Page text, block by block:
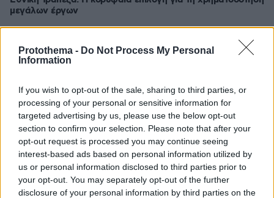
Protothema - Do Not Process My Personal
Information
If you wish to opt-out of the sale, sharing to third parties, or
processing of your personal or sensitive information for
targeted advertising by us, please use the below opt-out
section to confirm your selection. Please note that after your
opt-out request is processed you may continue seeing
interest-based ads based on personal information utilized by
us or personal information disclosed to third parties prior to
your opt-out. You may separately opt-out of the further
disclosure of your personal information by third parties on the
μεγάλων έργων
Διασκεδάζουμε υπεύθυνα, επιστρέφουμε με ασφάλεια
ΣΧΟΛΙΑ(9)
ΠΡΟΣΘΗΚΗ ΣΧΟΛΙΟΥ
Ποιοι Πυξ Λαξ μωρέ
17.05.2026, 14:35
Υπαρχουν Πυξ Λαξ χωρις τον Ξυδους;